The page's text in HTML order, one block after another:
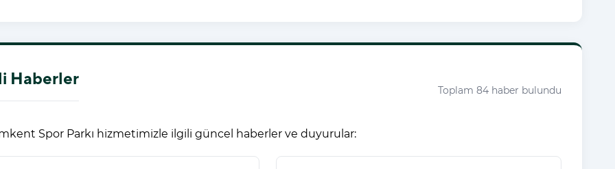
Haberler
Toplam 84 haber bulundu
Spor Parkı hizmetimizle ilgili güncel haberler ve duyurular: